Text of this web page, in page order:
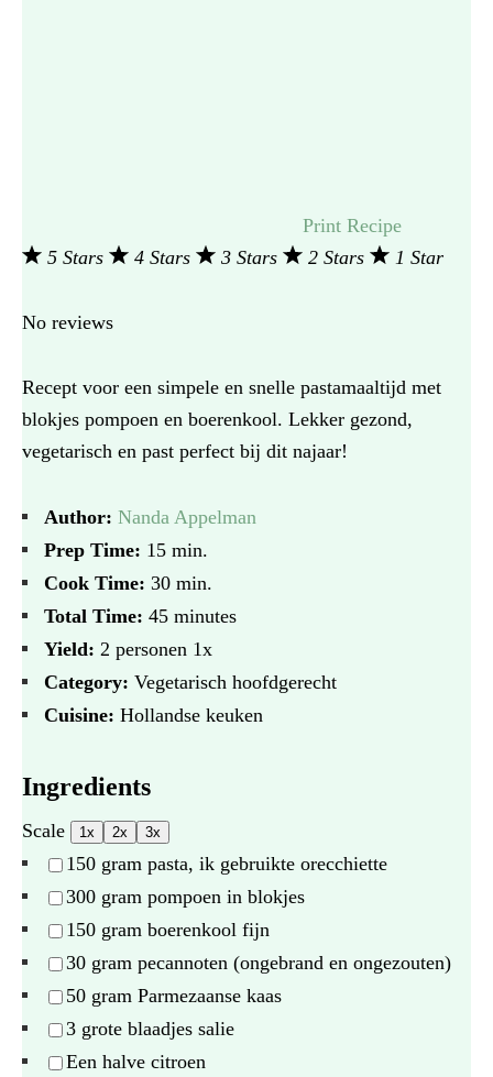
Print Recipe
5 Stars
4 Stars 3 Stars 2 Stars 1 Star
No reviews
Recept voor een simpele en snelle pastamaaltijd met
blokjes pompoen en boerenkool. Lekker gezond,
vegetarisch en past perfect bij dit najaar!
Author: Nanda Appelman
Prep Time: 15 min.
Cook Time: 30 min.
Total Time: 45 minutes
Yield: 2 personen 1x
Category: Vegetarisch hoofdgerecht
Cuisine: Hollandse keuken
Ingredients
Scale 1x 2x 3x
150 gram pasta, ik gebruikte orecchiette
300 gram pompoen in blokjes
150 gram boerenkool fijn
30 gram pecannoten (ongebrand en ongezouten)
50 gram Parmezaanse kaas
3 grote blaadjes salie
Een halve citroen